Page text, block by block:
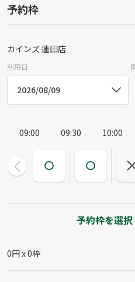
予約枠
カインズ 蓮田店
利用日
2026/08/09
09:00 09:30 10:00
予約枠を選
0円 x0枠